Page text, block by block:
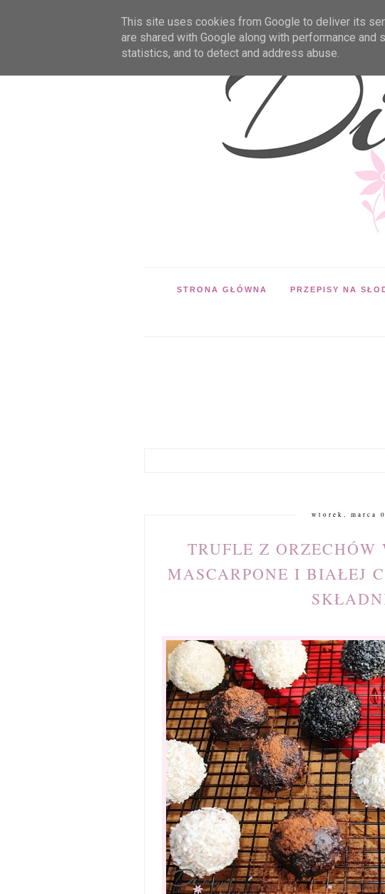
STRONA GŁÓWNA PRZEPISY NA
wtorek, marca
TRUFLE Z
MASCARPONE I BIAŁEJ
This site uses cookies from Google to deliver its
are shared with Google along with performance
statistics, and to detect and address abuse.